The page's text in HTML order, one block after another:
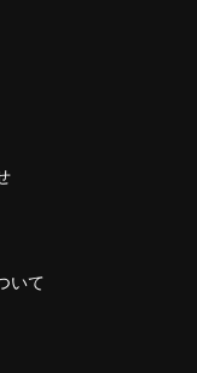
いて